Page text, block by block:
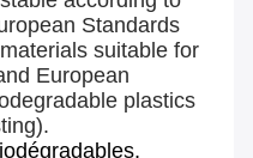
Standards
suitable for
European
plastics